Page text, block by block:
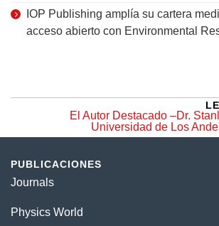
IOP Publishing amplía su cartera
acceso abierto con Environmental
El Autor Destacado –Dr.
Universidad de Los
PUBLICACIONES
Journals
Physics World